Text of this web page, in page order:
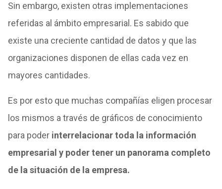
Sin embargo, existen otras implementaciones
referidas al ámbito empresarial. Es sabido que
existe una creciente cantidad de datos y que las
organizaciones disponen de ellas cada vez en
mayores cantidades.
Es por esto que muchas compañías eligen procesar
los mismos a través de gráficos de conocimiento
para poder interrelacionar toda la información
empresarial y poder tener un panorama completo
de la situación de la empresa.